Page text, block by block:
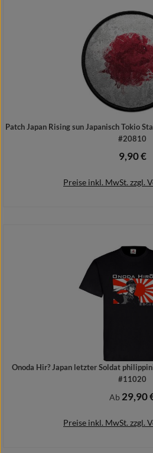
Patch Japan Rising sun Japanisch Tokio
#20810
9,90 €
Preise inkl. MwSt. zzgl.
Onoda Hir? Japan letzter Soldat
#11020
Regulärer
Ab29,90
Preise inkl. MwSt. zzgl.